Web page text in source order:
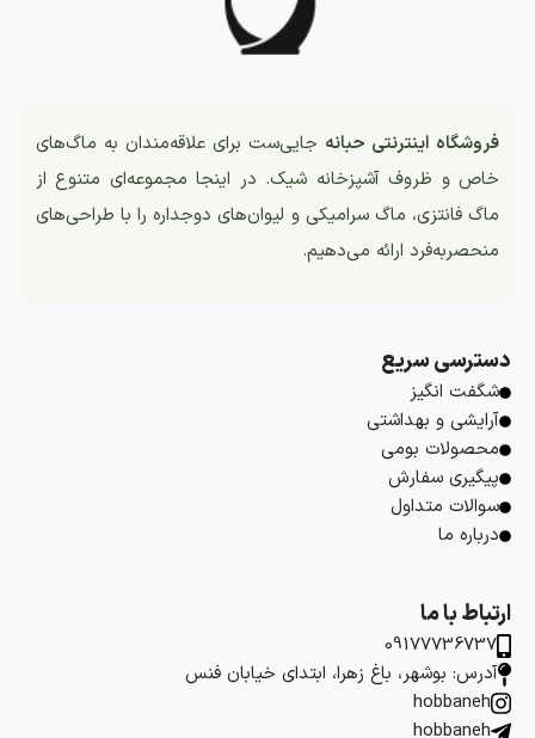
فروشگاه اینترنتی حبانه جایی‌ست برای علاقه‌مندان به ماگ‌های
خاص و ظروف آشپزخانه شیک. در اینجا مجموعه‌ای متنوع از
ماگ فانتزی، ماگ سرامیکی و لیوان‌های دوجداره را با طراحی‌های
منحصربه‌فرد ارائه می‌دهیم.
دسترسی سریع
شگفت انگیز
آرایشی و بهداشتی
محصولات بومی
پیگیری سفارش
سوالات متداول
درباره ما
ارتباط با ما
09177736737
آدرس: بوشهر، باغ زهرا، ابتدای خیابان فنس
hobbaneh
hobbaneh